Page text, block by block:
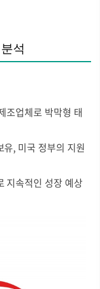
석
조업체로 박막형 태
, 미국 정부의 지원
지속적인 성장 예상